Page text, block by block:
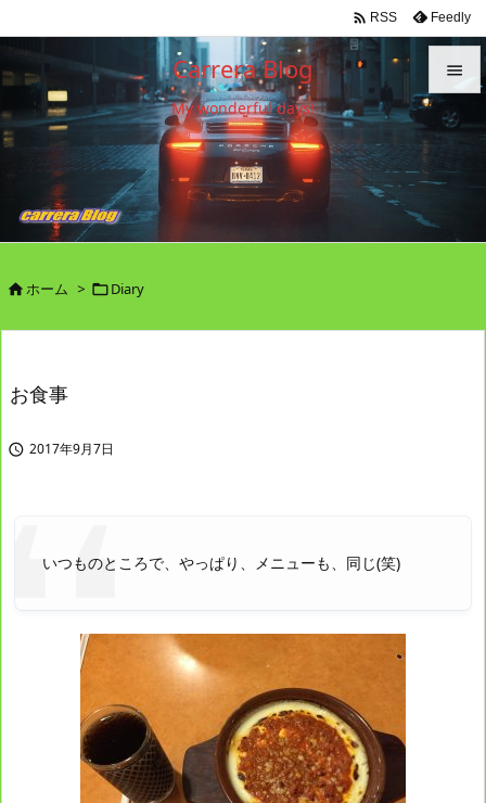
Carrera Blog
My wonderful days!


メニュ

 RSS Feedly
ホーム > Diary
お食事
 2017年9月7日
いつものところで、やっぱり、メニューも、同じ(笑)